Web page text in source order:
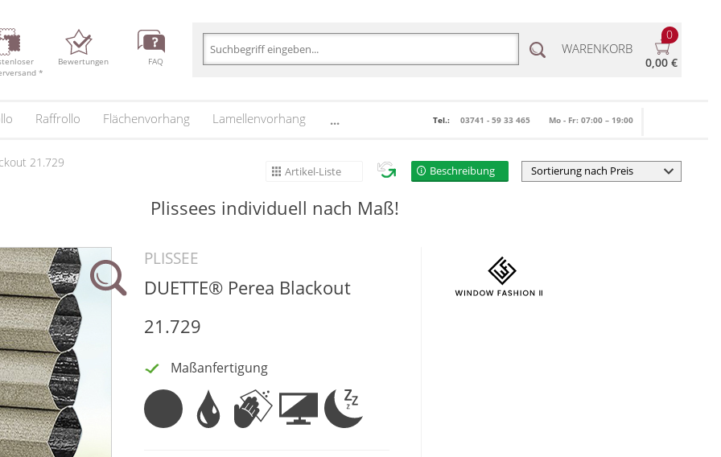
*
Bewertungen FAQ
0
WARENKORB
0,00 €
Raffrollo Flächenvorhang Lamellenvorhang ... Tel.: 03741 - 59 33 465 Mo - Fr: 07:00 – 19:00
21.729
Artikel-Liste Beschreibung
Plissees individuell nach Maß!
PLISSEE
DUETTE® Perea Blackout
21.729
Maßanfertigung